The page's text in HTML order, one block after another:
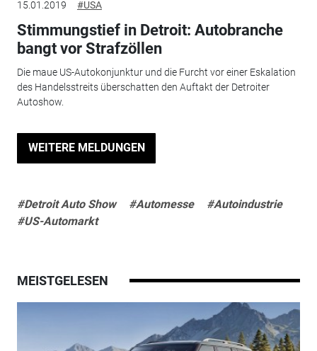
15.01.2019 #USA
Stimmungstief in Detroit: Autobranche
bangt vor Strafzöllen
Die maue US-Autokonjunktur und die Furcht vor einer Eskalation
des Handelsstreits überschatten den Auftakt der Detroiter
Autoshow.
WEITERE MELDUNGEN
#Detroit Auto Show #Automesse
#Autoindustrie
#US-Automarkt
MEISTGELESEN